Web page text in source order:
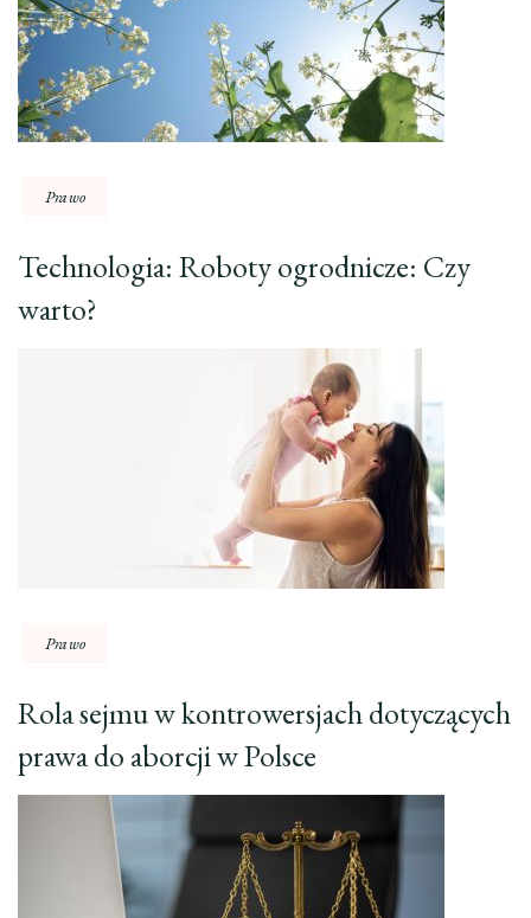
Prawo
Technologia: Roboty ogrodnicze: Czy
warto?
Prawo
Rola sejmu w kontrowersjach dotyczących
prawa do aborcji w Polsce